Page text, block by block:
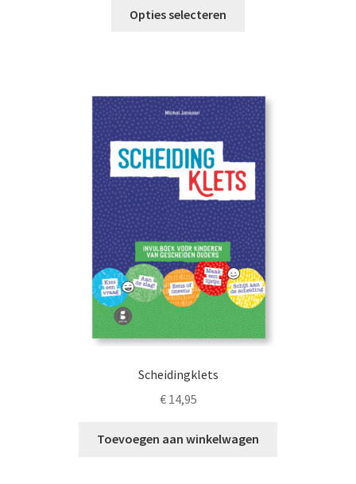
Opties selecteren
Deze
optie
kan
gekozen
worden
op
de
productpagina
Scheidingklets
€14,95
Toevoegen aan winkelwagen